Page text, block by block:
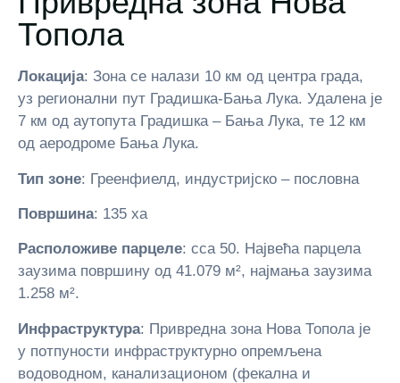
Топола
Локација: Зона се налази 10 км од центра града,
уз регионални пут Градишка-Бања Лука. Удалена је
7 км од аутопута Градишка – Бања Лука, те 12 км
од аеродроме Бања Лука.
Тип зоне: Греенфиелд, индустријско – пословна
Површина: 135 ха
Расположиве парцеле: cca 50. Највећа парцела
заузима површину од 41.079 м², најмања заузима
1.258 м².
Инфраструктура: Привредна зона Нова Топола је
у потпуности инфраструктурно опремљена
водоводном, канализационом (фекална и